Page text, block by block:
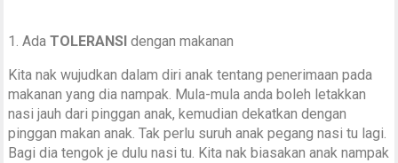
1. AdaTOLERANSIdengan makanan
Kita nak wujudkan dalam diri anak tentang penerimaan pada
makanan yang dia nampak. Mula-mula anda boleh letakkan
nasi jauh dari pinggan anak, kemudian dekatkan dengan
pinggan makan anak. Tak perlu suruh anak pegang nasi tu lagi.
Bagi dia tengok je dulu nasi tu. Kita nak biasakan anak nampak